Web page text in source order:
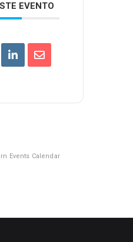
EVENTO
Events Calendar